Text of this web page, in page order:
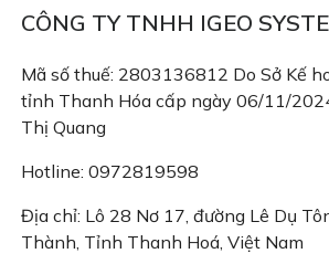
CÔNG TY TNHH IGEO
Mã số thuế: 2803136812 Do Sở Kế
tỉnh Thanh Hóa cấp ngày 06/11/
Thị Quang
Hotline: 0972819598
Địa chỉ: Lô 28 Nơ 17, đường Lê Dụ
Thành, Tỉnh Thanh Hoá, Việt Nam